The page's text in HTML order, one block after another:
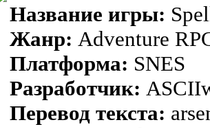
Название игры:
Жанр: Adventure
Платформа: SNES
Разработчик:
Перевод текста: